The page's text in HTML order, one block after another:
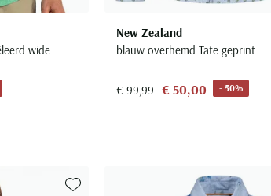
wide
New Zealand
blauw overhemd Tate geprint
€ 99,99 € 50,00 - 50%